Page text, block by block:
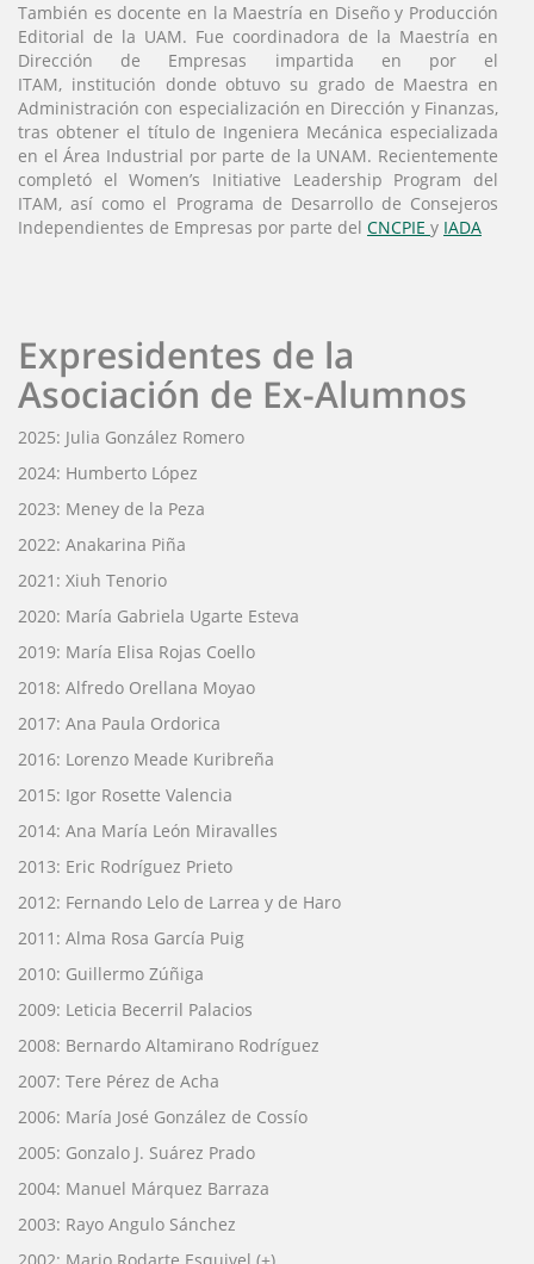
También es docente en la Maestría en Diseño y Producción
Editorial de la UAM. Fue coordinadora de la Maestría en
Dirección de Empresas impartida en por el
ITAM, institución donde obtuvo su grado de Maestra en
Administración con especialización en Dirección y Finanzas,
tras obtener el título de Ingeniera Mecánica especializada
en el Área Industrial por parte de la UNAM. Recientemente
completó el Women’s Initiative Leadership Program del
ITAM, así como el Programa de Desarrollo de Consejeros
Independientes de Empresas por parte del CNCPIE y IADA
Expresidentes de la
Asociación de Ex-Alumnos
2025: Julia González Romero
2024: Humberto López
2023: Meney de la Peza
2022: Anakarina Piña
2021: Xiuh Tenorio
2020: María Gabriela Ugarte Esteva
2019: María Elisa Rojas Coello
2018: Alfredo Orellana Moyao
2017: Ana Paula Ordorica
2016: Lorenzo Meade Kuribreña
2015: Igor Rosette Valencia
2014: Ana María León Miravalles
2013: Eric Rodríguez Prieto
2012: Fernando Lelo de Larrea y de Haro
2011: Alma Rosa García Puig
2010: Guillermo Zúñiga
2009: Leticia Becerril Palacios
2008: Bernardo Altamirano Rodríguez
2007: Tere Pérez de Acha
2006: María José González de Cossío
2005: Gonzalo J. Suárez Prado
2004: Manuel Márquez Barraza
2003: Rayo Angulo Sánchez